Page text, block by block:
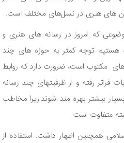
های هنری در نسل‌های مختلف است.
که امروز در رسانه های هنری و
هستیم توجه کمتر به حوزه های چند
مکتوب است، ضرورت دارد که روابط
فراتر رفته و از ظرفیتهای چند رسانه
بیشتر بهره مند شوند.زیرا مخاطب
متفاوت است.
همچنین اظهار داشت: استفاده از